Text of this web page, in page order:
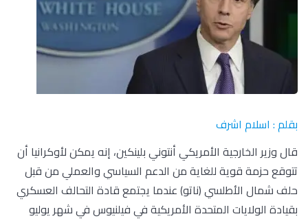
بقلم : اسلام اشرف
قال وزير الخارجية الأمريكي أنتوني بلينكين، إنه يمكن لأوكرانيا أن
تتوقع حزمة قوية للغاية من الدعم السياسي والعملي من قبل
حلف شمال الأطلسي (ناتو) عندما يجتمع قادة التحالف العسكري
بقيادة الولايات المتحدة الأمريكية في فيلنيوس في شهر يوليو